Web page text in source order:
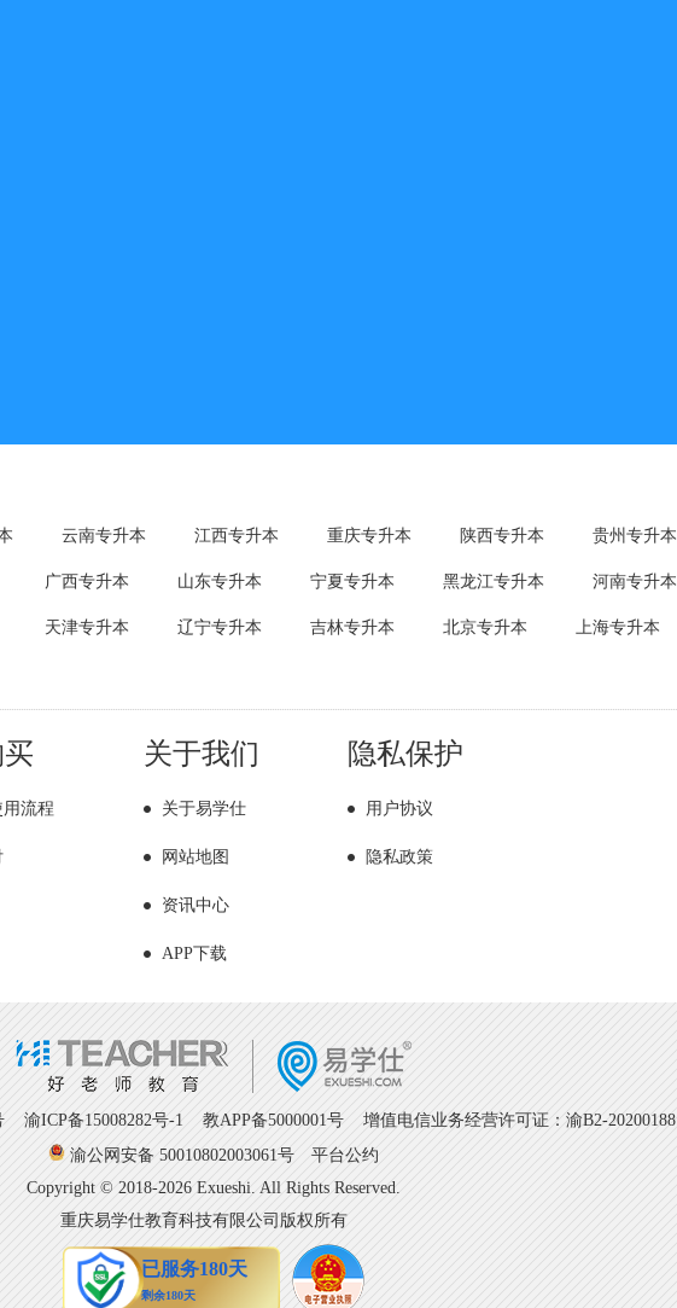
云南专升本 江西专升本 重庆专升本 陕西专升本 贵州专升本
广西专升本 山东专升本 宁夏专升本 黑龙江专升本 河南专升本
天津专升本 辽宁专升本 吉林专升本 北京专升本 上海专升本
流程
关于我们
关于易学仕
网站地图
资讯中心
APP下载
隐私保护
用户协议
隐私政策
渝ICP备15008282号-1 教APP备5000001号 增值电信业务经营许可证：渝B2-20200188
渝公网安备 50010802003061号
平台公约
Copyright © 2018-2026 Exueshi. All Rights Reserved.
重庆易学仕教育科技有限公司版权所有